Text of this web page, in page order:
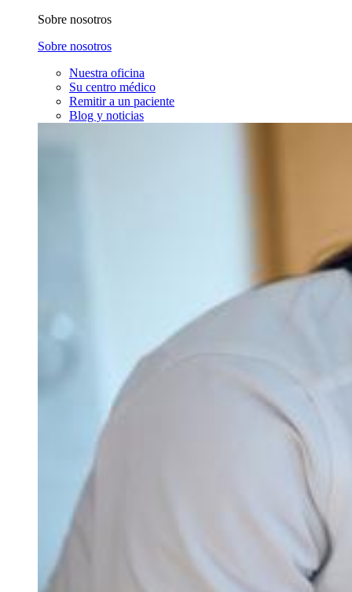
Sobre nosotros
Sobre nosotros
Nuestra oficina
Su centro médico
Remitir a un paciente
Blog y noticias